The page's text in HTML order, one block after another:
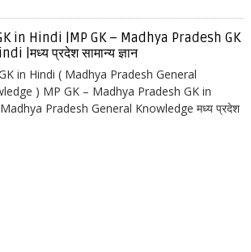
in Hindi |MP GK – Madhya Pradesh GK
|मध्य प्रदेश सामान्य ज्ञान
in Hindi ( Madhya Pradesh General
) MP GK – Madhya Pradesh GK in
Pradesh General Knowledge मध्य प्रदेश